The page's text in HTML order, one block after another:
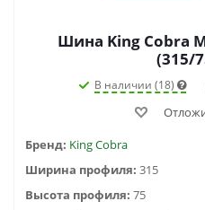
Шина King Cobra
(315/
В наличии (18)
Бренд: King Cobra
Ширина профиля: 315
Высота профиля: 75